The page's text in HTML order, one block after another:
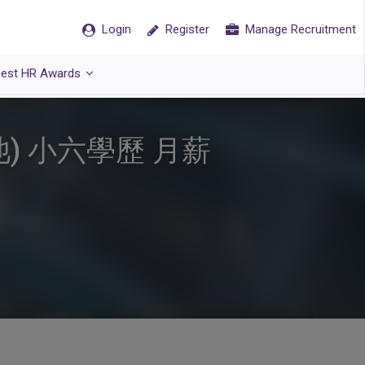
Login Register Manage Recruitment
HR Awards
) 小六學歷 月薪